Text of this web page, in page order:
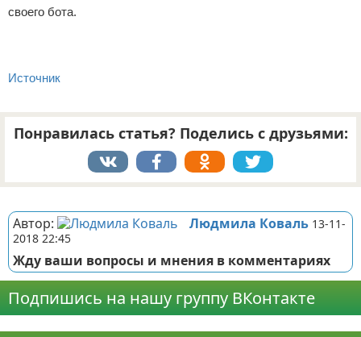
своего бота.
Источник
Понравилась статья? Поделись с друзьями:
Автор: Людмила Коваль 13-11-
2018 22:45
Жду ваши вопросы и мнения в комментариях
Подпишись на нашу группу ВКонтакте